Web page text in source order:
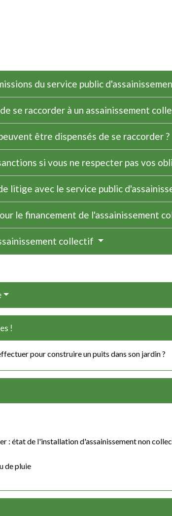
du service public
se raccorder à un assainissement
être dispensés de se raccorder ?
si vous ne respecter pas vos
litige avec le service public
le financement de l'assainissement
collectif
!
pour construire un puits dans son jardin ?
: état de l'installation d'assainissement non
de pluie